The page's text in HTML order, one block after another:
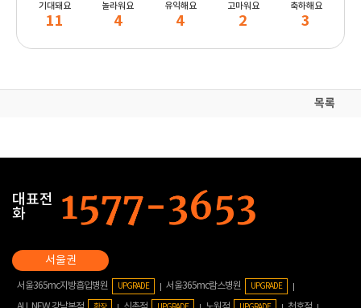
기대돼요
11
놀라워요
4
유익해요
4
고마워요
2
축하해요
3
목록
대표전
화
서울365mc지방흡입병원 UPGRADE 서울365mc람스병원 UPGRADE